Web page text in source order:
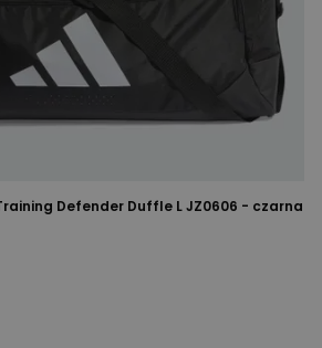
Defender Duffle L JZ0606 - czarna